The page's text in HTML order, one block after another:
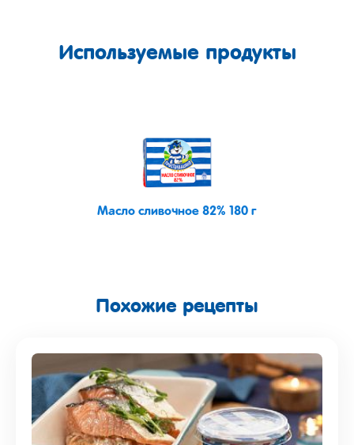
Используемые продукты
Масло сливочное 82% 180 г
Похожие рецепты